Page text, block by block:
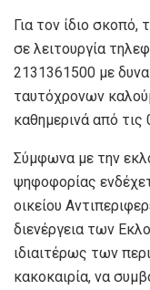
Για τον ίδιο σκοπό,
σε λειτουργία
2131361500 με
ταυτόχρονων
καθημερινά από
Σύμφωνα με την
ψηφοφορίας
οικείου
διενέργεια των
ιδιαιτέρως των
κακοκαιρία, να